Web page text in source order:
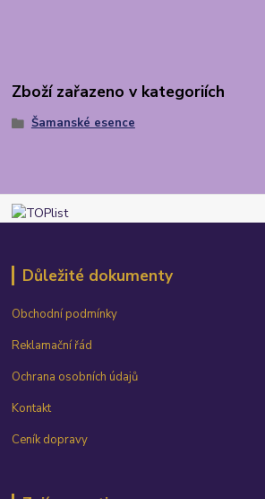
Zboží zařazeno v kategoriích
Šamanské esence
Důležité dokumenty
Obchodní podmínky
Reklamační řád
Ochrana osobních údajů
Kontakt
Ceník dopravy